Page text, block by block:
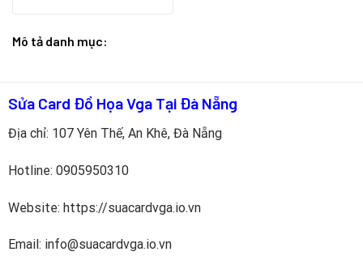
Mô tả danh mục:
Sửa Card Đồ Họa Vga Tại Đà Nẵng
Địa chỉ: 107 Yên Thế, An Khê, Đà Nẵng
Hotline: 0905950310
Website: https://suacardvga.io.vn
Email: info@suacardvga.io.vn